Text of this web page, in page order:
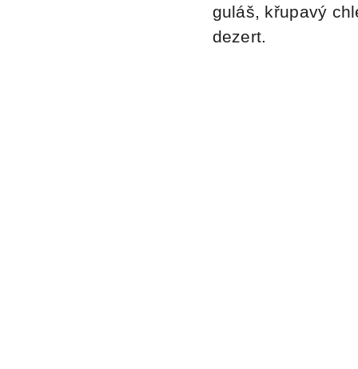
guláš, křupavý
dezert.